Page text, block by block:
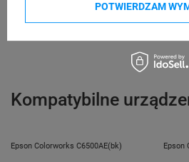
Rodzaj taśmy
Kompatybilne
Epson Colorworks C6500AE(bk) Epson
POTWIERDZAM